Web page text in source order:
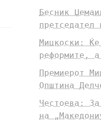
Бесник
претседател
Мицкоски:
реформите,
Премиерот
Општина
Честоева: За
на